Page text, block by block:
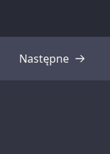
Następne
Transkrypcja